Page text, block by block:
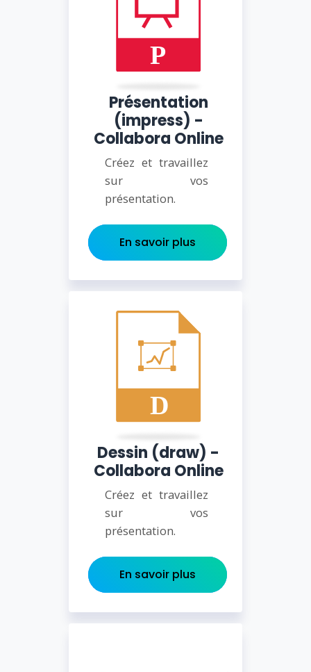
Présentation
(impress) -
Collabora Online
Créez et travaillez
sur vos
présentation.
En savoir plus
Dessin (draw) -
Collabora Online
Créez et travaillez
sur vos
présentation.
En savoir plus